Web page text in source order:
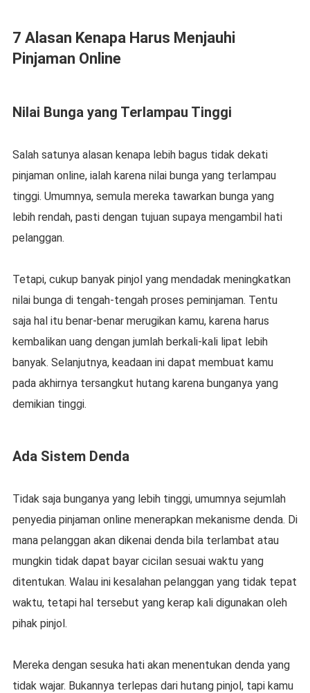
7 Alasan Kenapa Harus Menjauhi
Pinjaman Online
Nilai Bunga yang Terlampau Tinggi
Salah satunya alasan kenapa lebih bagus tidak dekati
pinjaman online, ialah karena nilai bunga yang terlampau
tinggi. Umumnya, semula mereka tawarkan bunga yang
lebih rendah, pasti dengan tujuan supaya mengambil hati
pelanggan.
Tetapi, cukup banyak pinjol yang mendadak meningkatkan
nilai bunga di tengah-tengah proses peminjaman. Tentu
saja hal itu benar-benar merugikan kamu, karena harus
kembalikan uang dengan jumlah berkali-kali lipat lebih
banyak. Selanjutnya, keadaan ini dapat membuat kamu
pada akhirnya tersangkut hutang karena bunganya yang
demikian tinggi.
Ada Sistem Denda
Tidak saja bunganya yang lebih tinggi, umumnya sejumlah
penyedia pinjaman online menerapkan mekanisme denda. Di
mana pelanggan akan dikenai denda bila terlambat atau
mungkin tidak dapat bayar cicilan sesuai waktu yang
ditentukan. Walau ini kesalahan pelanggan yang tidak tepat
waktu, tetapi hal tersebut yang kerap kali digunakan oleh
pihak pinjol.
Mereka dengan sesuka hati akan menentukan denda yang
tidak wajar. Bukannya terlepas dari hutang pinjol, tapi kamu